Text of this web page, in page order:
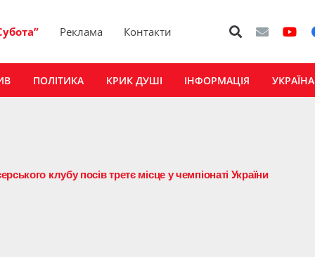
Реклама Контакти
ПОЛІТИКА КРИК ДУШІ ІНФОРМАЦІЯ УКРАЇНА
клубу посів третє місце у чемпіонаті України